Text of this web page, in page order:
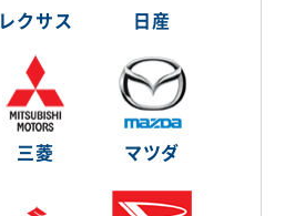
レクサス 日産
三菱 マツダ